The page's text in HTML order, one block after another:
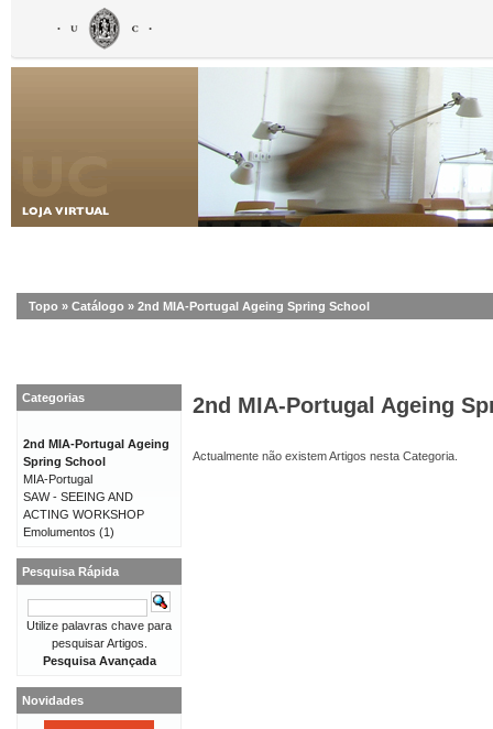
Topo » Catálogo » 2nd MIA-Portugal Ageing Spring School
2nd MIA-Portugal Ageing
Actualmente não existem Artigos nesta Categoria.
Categorias
2nd MIA-Portugal Ageing
Spring School
MIA-Portugal
SAW - SEEING AND
ACTING WORKSHOP
Emolumentos (1)
Pesquisa Rápida
Utilize palavras chave para
pesquisar Artigos.
Pesquisa Avançada
Novidades